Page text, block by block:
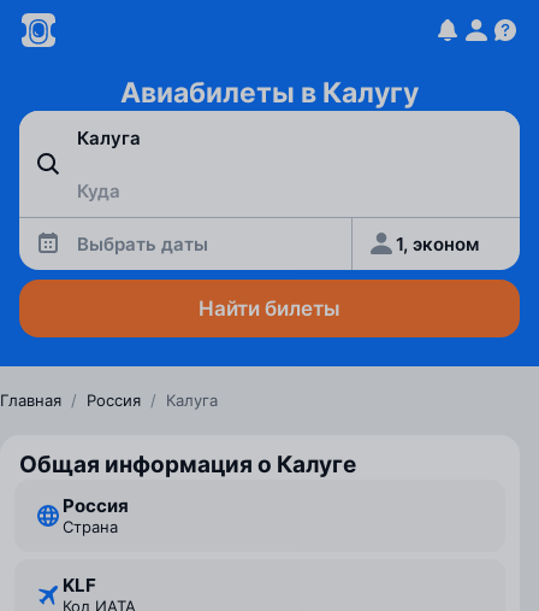
Авиабилеты в Калугу
Выбрать даты 1, эконом
Найти билеты
Главная / Россия / Калуга
Общая информация о Калуге
Россия
Страна
KLF
Код ИАТА